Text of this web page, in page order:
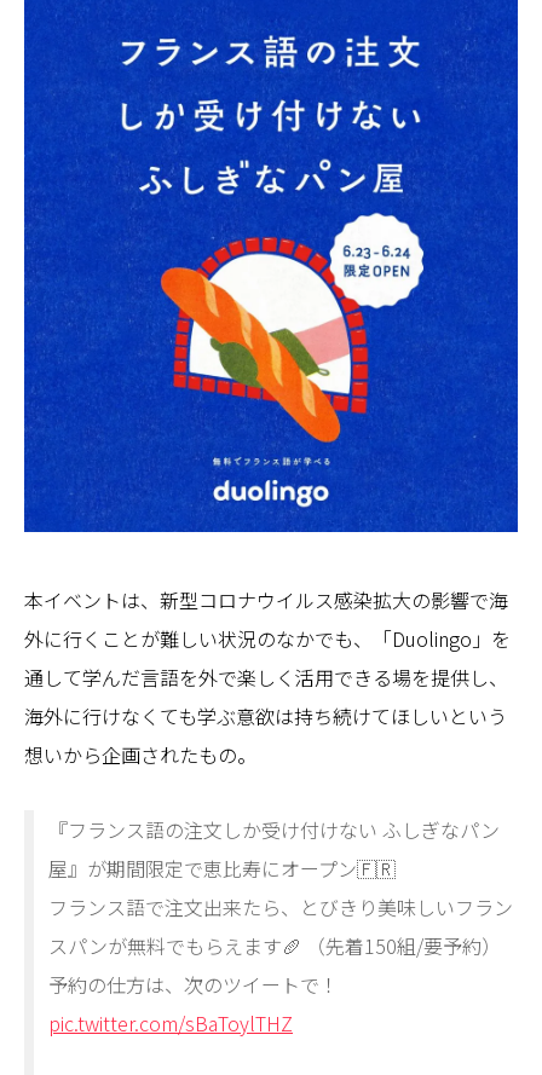
本イベントは、新型コロナウイルス感染拡大の影響で海
外に行くことが難しい状況のなかでも、「Duolingo」を
通して学んだ言語を外で楽しく活用できる場を提供し、
海外に行けなくても学ぶ意欲は持ち続けてほしいという
想いから企画されたもの。
『フランス語の注文しか受け付けない ふしぎなパン
屋』が期間限定で恵比寿にオープン🇫🇷
フランス語で注文出来たら、とびきり美味しいフラン
スパンが無料でもらえます🥖 （先着150組/要予約）
予約の仕方は、次のツイートで！
pic.twitter.com/sBaToylTHZ